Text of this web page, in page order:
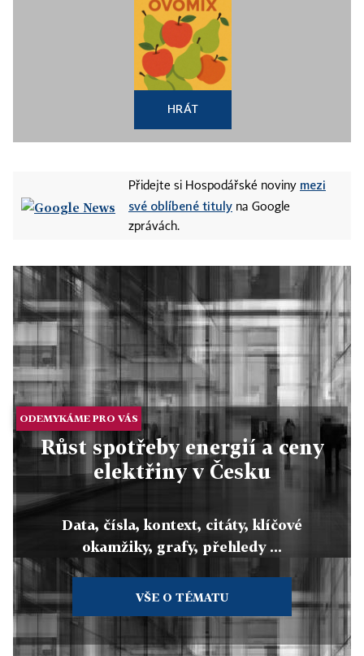
HRÁT
Přidejte si Hospodářské noviny mezi
své oblíbené tituly na Google
zprávách.
ODEMYKÁME PRO VÁS
Růst spotřeby energií a ceny
elektřiny v Česku
Data, čísla, kontext, citáty, klíčové
okamžiky, grafy, přehledy ...
VŠE O TÉMATU